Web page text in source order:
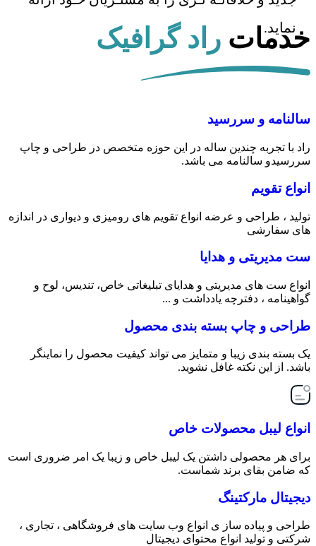
نماید.
خدمات راد گرافیک
سالنامه و سررسید
راد با تجربه چندین ساله در این حوزه متخصص در طراحی و چاپ
سررسیدو سالنامه می باشد.
انواع تقویم
تولید ، طراحی و عرضه انواع تقویم های رومیزی و دیواری در اندازه
های سفارشی
ست مدیریتی و هدایا
انواع ست های مدیریتی و هدایای تبلیغاتی خاص، تندیس، لوح و
گواهینامه ، دفترچه یادداشت و ...
طراحی و چاپ بسته بندی محصول
یک بسته بندی زیبا و متمایز می تواند کیفیت محصول را نماینگر
باشد. از این نکته غافل نشوید.
انواع لیبل محصولات خاص
برای هر محصولی داشتن یک لیبل خاص و زیبا یک امر ضروری است
که ضامن بقای برند شماست.
دیجیتال مارکتینگ
طراحی و پیاده ساز ی انواع وب سایت های فروشگاهی ، تجاری ،
شرکتی و تولید انواع محتوای دیجیتال